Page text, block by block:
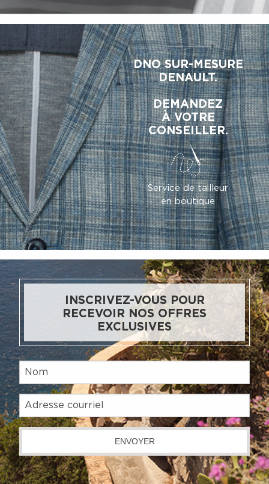
DNO SUR-MESURE
DENAULT.
DEMANDEZ
À VOTRE
CONSEILLER.
Service de tailleur
en boutique
INSCRIVEZ-VOUS POUR
RECEVOIR NOS OFFRES
EXCLUSIVES